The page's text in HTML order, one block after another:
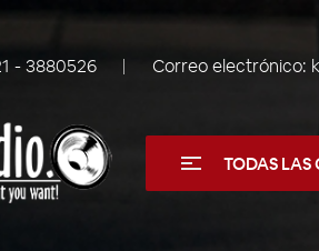
- 3880526 Correo electrónico:
TODAS LAS